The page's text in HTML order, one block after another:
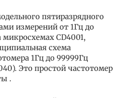
пятиразрядного
измерений от 1Гц до
CD4001,
схема
1Гц до 99999Гц
Это простой частотомер
.